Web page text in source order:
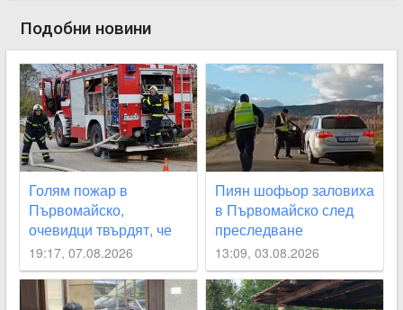
Подобни новини
Голям пожар в
Първомайско,
очевидци твърдят, че
се разраства бързо
19:17, 07.08.2026
Пиян шофьор заловиха
в Първомайско след
преследване
13:09, 03.08.2026